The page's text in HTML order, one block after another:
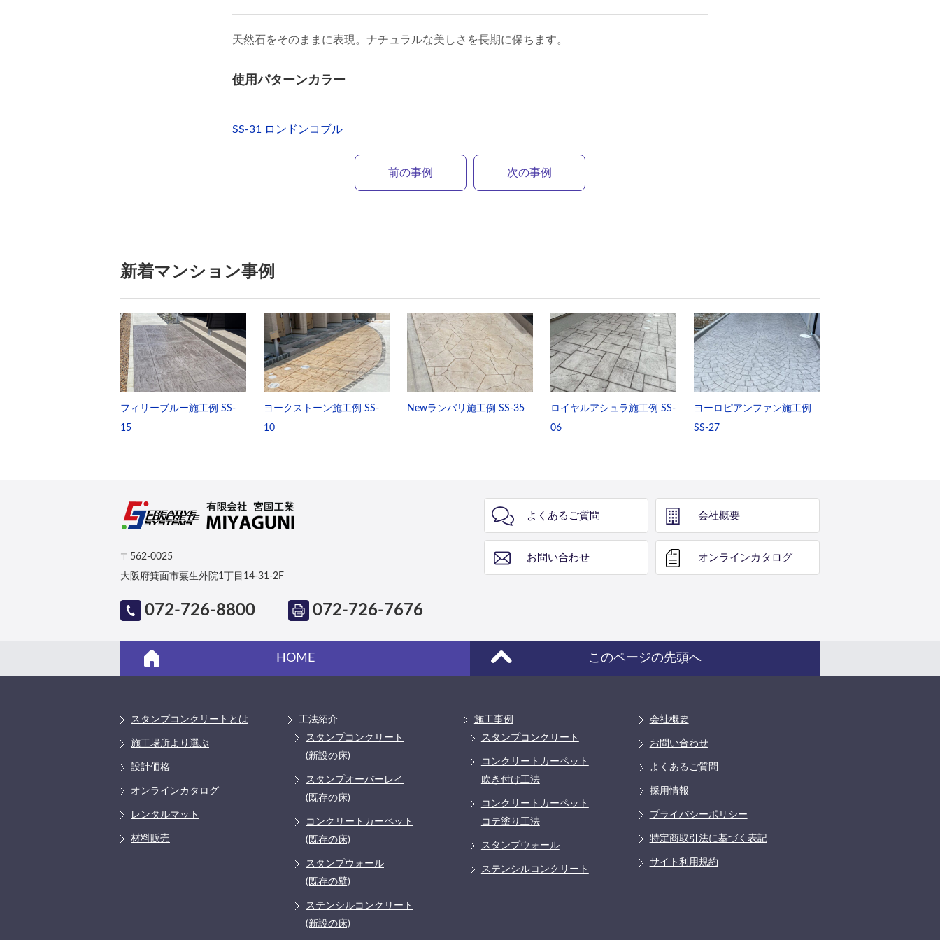
天然石をそのままに表現。ナチュラルな美しさを長期に保ちます。
使用パターンカラー
SS-31 ロンドンコブル
前の事例 次の事例
新着マンション事例
フィリーブルー施工例 SS-
15
ヨークストーン施工例 SS-
10
Newランバリ施工例 SS-35
ロイヤルアシュラ施工例 SS-
06
ヨーロピアンファン施工例
SS-27
〒562-0025
大阪府箕面市粟生外院1丁目14-31-2F
072-726-8800 072-726-7676
よくあるご質問 会社概要
お問い合わせ オンライン カタログ
HOME このページの先頭へ
スタンプコンクリートとは
施工場所より選ぶ
設計価格
オンラインカタログ
レンタルマット
材料販売
工法紹介
スタンプコンクリート
(新設の床)
スタンプオーバーレイ
(既存の床)
コンクリートカーペット
(既存の床)
スタンプウォール
(既存の壁)
ステンシルコンクリート
(新設の床)
施工事例
スタンプコンクリート
コンクリートカーペット
吹き付け工法
コンクリートカーペット
コテ塗り工法
スタンプウォール
ステンシルコンクリート
会社概要
お問い合わせ
よくあるご質問
採用情報
プライバシーポリシー
特定商取引法に基づく表記
サイト利用規約